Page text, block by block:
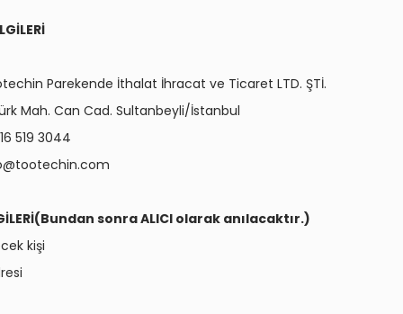
Parekende İthalat İhracat ve Ticaret LTD. ŞTİ.
Mah. Can Cad. Sultanbeyli/İstanbul
519 3044
sonra ALICI olarak anılacaktır.)
kişi